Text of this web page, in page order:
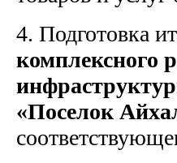
4. Подготовка
комплексного
«Поселок